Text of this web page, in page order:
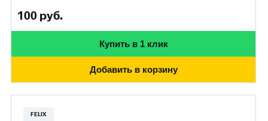
100 руб.
Купить в 1 клик
Добавить в корзину
FELIX